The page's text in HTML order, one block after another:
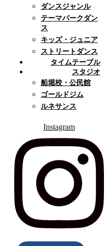
ダンスジャンル
テーマパークダン
ス
キッズ・ジュニア
ストリートダンス
タイムテーブル
スタジオ
船堀校・公民館
ゴールドジム
ルネサンス
Instagram